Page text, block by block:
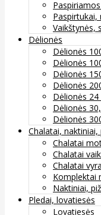
Paspirtukai,
Vaikštynės,
Dėlionės
Dėlionės
Dėlionės
Dėlionės
Dėlionės
Dėlionės
Dėlionės
Dėlionės
Chalatai, naktiniai,
Chalatai
Chalatai
Chalatai
Komplektai
Naktiniai,
Pledai, lovatiesės
Lovatiesės